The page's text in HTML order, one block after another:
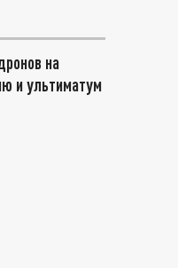
на
и ультиматум